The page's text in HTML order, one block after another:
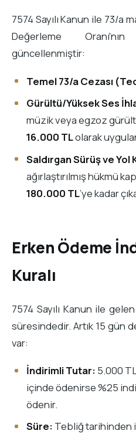
7574 Sayılı Kanun ile 73/a
Değerleme
güncellenmiştir:
Temel 73/a Cezası
Gürültü/Yüksek Ses
müzik veya egzoz
16.000 TLolarak
Saldırgan Sürüş ve Yol
ağırlaştırılmış hükmü
180.000 TL’ye kadar
Erken Ödeme
Kuralı
7574 Sayılı Kanun ile
süresindedir. Artık 15 gün
var:
İndirimli Tutar: 5.000
içinde ödenirse %25
ödenir.
Süre: Tebliğ tarihinden